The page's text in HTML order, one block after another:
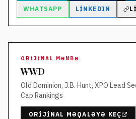
WHATSAPP LINKEDIN
ORIJINAL MƏNBƏ
WWD
Old Dominion, J.B. Hunt, XPO Lead
Cap Rankings
ORIJINAL MƏQALƏYƏ KEÇ